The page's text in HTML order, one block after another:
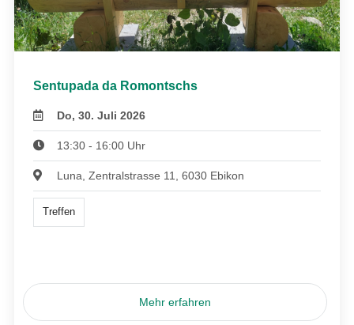
Sentupada da Romontschs
Do, 30. Juli 2026
13:30 - 16:00 Uhr
Luna, Zentralstrasse 11, 6030 Ebikon
Treffen
Mehr erfahren